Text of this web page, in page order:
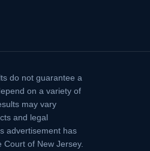
do not guarantee a
on a variety of
may vary
and legal
advertisement has
of New Jersey.